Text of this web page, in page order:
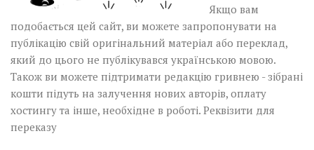
Якщо вам
подобається цей сайт, ви можете запропонувати на
публікацію свій оригінальний матеріал або переклад,
який до цього не публікувався українською мовою.
Також ви можете підтримати редакцію гривнею - зібрані
кошти підуть на залучення нових авторів, оплату
хостингу та інше, необхідне в роботі. Реквізити для
переказу